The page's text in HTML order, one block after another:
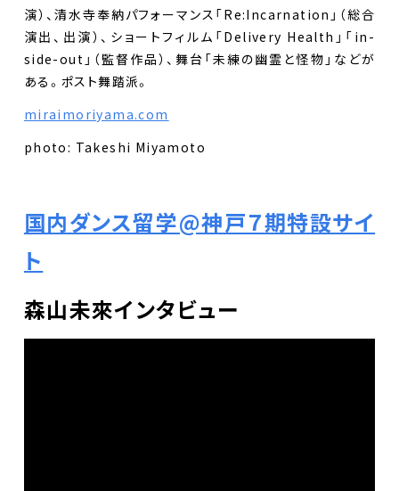
演）、清水寺奉納パフォーマンス「Re:Incarnation」（総合
演出、出演）、ショートフィルム「Delivery Health」「in-
side-out」（監督作品）、舞台「未練の幽霊と怪物」などが
ある。ポスト舞踏派。
miraimoriyama.com
photo: Takeshi Miyamoto
国内ダンス留学@神戸７期特設サイ
ト
森山未來インタビュー